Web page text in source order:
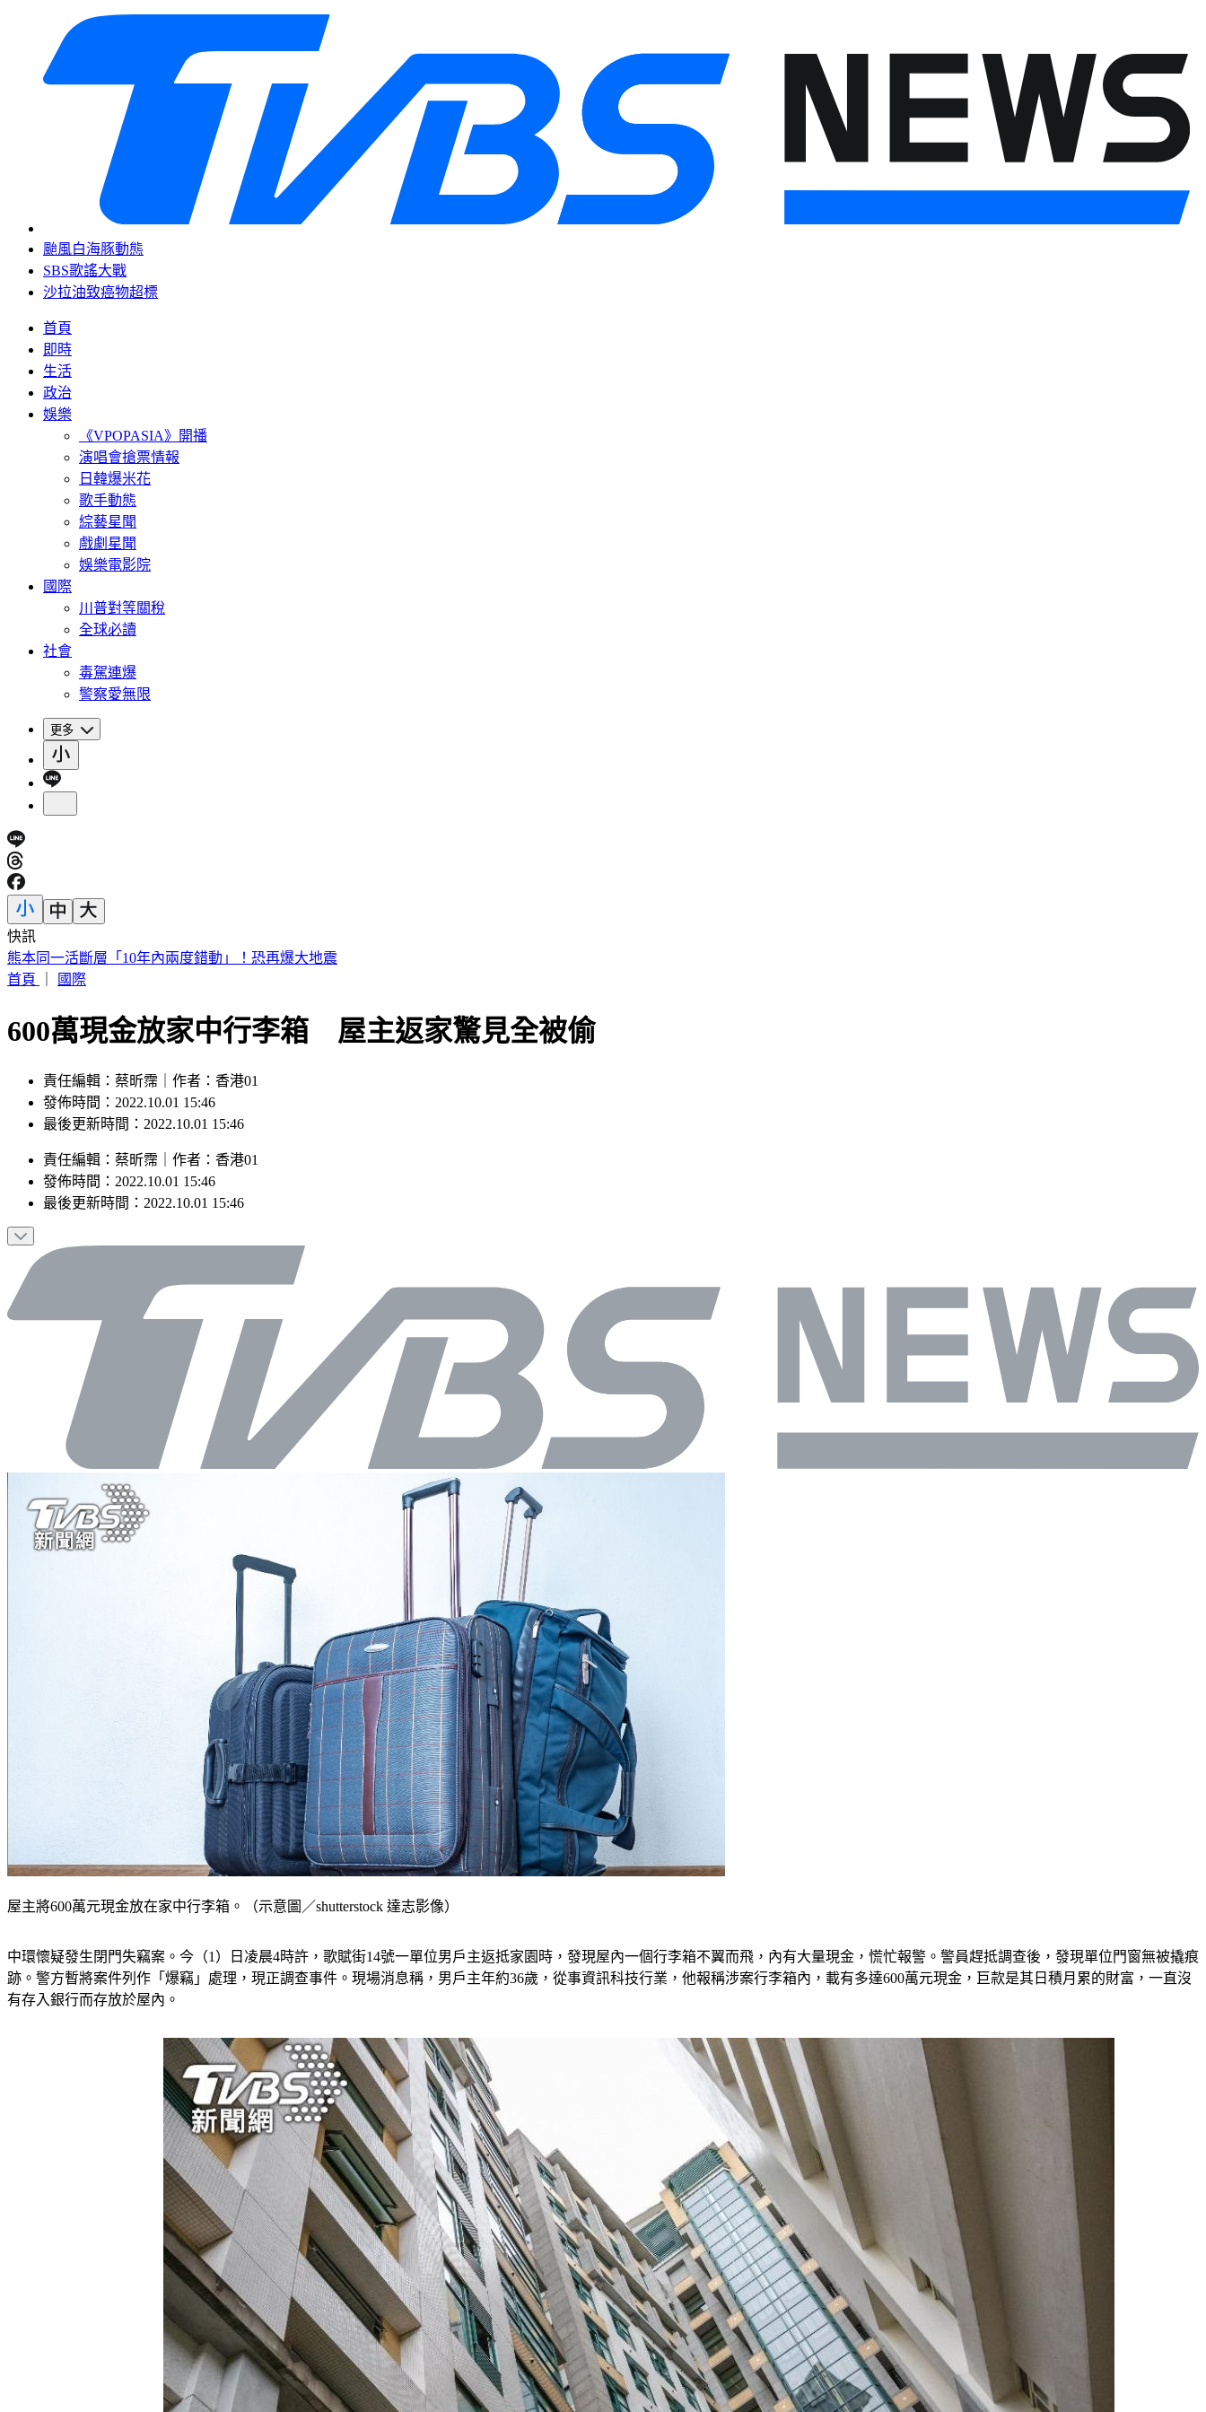
颱風白海豚動態
SBS歌謠大戰
沙拉油致癌物超標
首頁
即時
生活
政治
娛樂
《VPOPASIA》開播
演唱會搶票情報
日韓爆米花
歌手動態
綜藝星聞
戲劇星聞
娛樂電影院
國際
川普對等關稅
全球必讀
社會
毒駕連爆
警察愛無限
更多
快訊
韓足協爆刷公卡「性招待」10外籍裁判 獲世界盃等7預選賽不敗
首頁
國際
600萬現金放家中行李箱 屋主返家驚見全被偷
責任編輯：蔡昕霈｜作者：香港01
發佈時間：2022.10.01 15:46
最後更新時間：2022.10.01 15:46
責任編輯 ： 蔡昕霈 作者 ： 香港01
發佈時間： 2022.10.01 15:46
最後更新時間： 2022.10.01 15:46
屋主將600萬元現金放在家中行李箱。（示意圖／shutterstock 達志影像）
中環懷疑發生閉門失竊案。今（1）日凌晨4時許，歌賦街14號一單位男戶主返抵家園時，發現屋內一個行李箱不翼而飛，內有大量現金，慌忙報警。警員趕抵調查後，發現單位門窗無被撬痕
跡。警方暫將案件列作「爆竊」處理，現正調查事件。現場消息稱，男戶主年約36歲，從事資訊科技行業，他報稱涉案行李箱內，載有多達600萬元現金，巨款是其日積月累的財富，一直沒
有存入銀行而存放於屋內。